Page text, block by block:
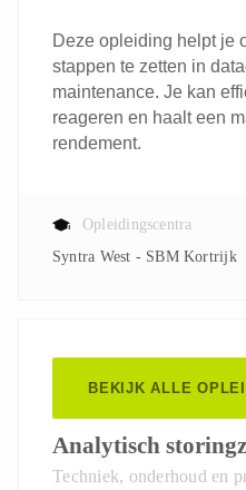
Deze opleiding helpt je
stappen te zetten in
maintenance. Je kan
reageren en haalt een
rendement.
Opleidingscentra
Syntra West - SBM Kortrijk
BEKIJK ALLE
Analytisch
Techniek, onderhoud en